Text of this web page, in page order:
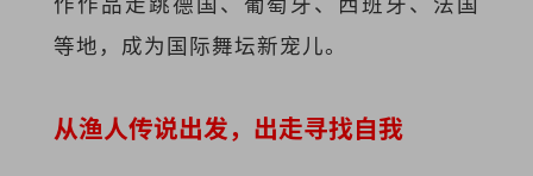
等地，成为国际舞坛新宠儿。
从渔人传说出发，出走寻找自我